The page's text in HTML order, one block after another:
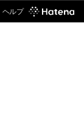
ヘルプ